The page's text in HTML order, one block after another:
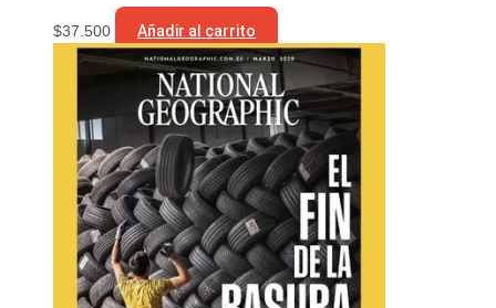
$37.500 Añadir al carrito